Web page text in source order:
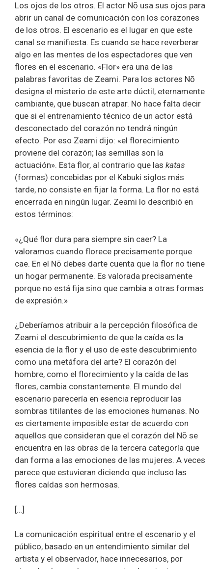
Los ojos de los otros. El actor Nō usa sus ojos para
abrir un canal de comunicación con los corazones
de los otros. El escenario es el lugar en que este
canal se manifiesta. Es cuando se hace reverberar
algo en las mentes de los espectadores que ven
flores en el escenario. «Flor» era una de las
palabras favoritas de Zeami. Para los actores Nō
designa el misterio de este arte dúctil, eternamente
cambiante, que buscan atrapar. No hace falta decir
que si el entrenamiento técnico de un actor está
desconectado del corazón no tendrá ningún
efecto. Por eso Zeami dijo: «el florecimiento
proviene del corazón; las semillas son la
actuación». Esta flor, al contrario que las katas
(formas) concebidas por el Kabuki siglos más
tarde, no consiste en fijar la forma. La flor no está
encerrada en ningún lugar. Zeami lo describió en
estos términos:
«¿Qué flor dura para siempre sin caer? La
valoramos cuando florece precisamente porque
cae. En el Nō debes darte cuenta que la flor no tiene
un hogar permanente. Es valorada precisamente
porque no está fija sino que cambia a otras formas
de expresión.»
¿Deberíamos atribuir a la percepción filosófica de
Zeami el descubrimiento de que la caída es la
esencia de la flor y el uso de este descubrimiento
como una metáfora del arte? El corazón del
hombre, como el florecimiento y la caída de las
flores, cambia constantemente. El mundo del
escenario parecería en esencia reproducir las
sombras titilantes de las emociones humanas. No
es ciertamente imposible estar de acuerdo con
aquellos que consideran que el corazón del Nō se
encuentra en las obras de la tercera categoría que
dan forma a las emociones de las mujeres. A veces
parece que estuvieran diciendo que incluso las
flores caídas son hermosas.
[…]
La comunicación espiritual entre el escenario y el
público, basado en un entendimiento similar del
artista y el observador, hace innecesarios, por